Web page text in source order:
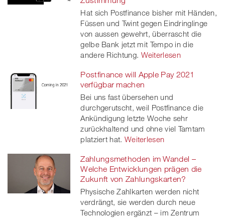
Hat sich Postfinance bisher mit Händen,
Füssen und Twint gegen Eindringlinge
von aussen gewehrt, überrascht die
gelbe Bank jetzt mit Tempo in die
andere Richtung. Weiterlesen
Postfinance will Apple Pay 2021
verfügbar machen
Bei uns fast übersehen und
durchgerutscht, weil Postfinance die
Ankündigung letzte Woche sehr
zurückhaltend und ohne viel Tamtam
platziert hat. Weiterlesen
Zahlungsmethoden im Wandel –
Welche Entwicklungen prägen die
Zukunft von Zahlungskarten?
Physische Zahlkarten werden nicht
verdrängt, sie werden durch neue
Technologien ergänzt – im Zentrum